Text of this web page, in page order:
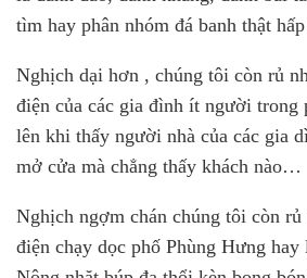
tìm hay phân nhóm đá banh thật
Nghịch dại hơn , chúng tôi còn rủ
điện của các gia đình ít người trong
lên khi thấy người nhà của các gia
mở cửa mà chẳng thấy khách nào…
Nghịch ngợm chán chúng tôi còn rủ
điện chạy dọc phố Phùng Hưng